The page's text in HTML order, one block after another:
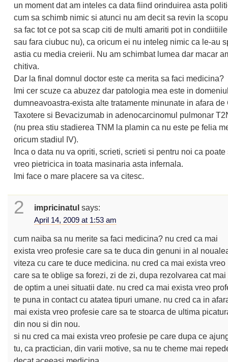
un moment dat am inteles ca data fiind orinduirea asta
cum sa schimb nimic si atunci nu am decit sa revin la
sa fac tot ce pot sa scap citi de multi amariti pot in
sau fara ciubuc nu), ca oricum ei nu inteleg nimic ca le-au
astia cu media creierii. Nu am schimbat lumea dar macar
chitiva.
Dar la final domnul doctor este ca merita sa faci medicina?
Imi cer scuze ca abuzez dar patologia mea este in
dumneavoastra-exista alte tratamente minunate in afara de
Taxotere si Bevacizumab in adenocarcinomul pulmonar
(nu prea stiu stadierea TNM la plamin ca nu este pe felia
oricum stadiul IV).
Inca o data nu va opriti, scrieti, scrieti si pentru noi ca
vreo pietricica in toata masinaria asta infernala.
Imi face o mare placere sa va citesc.
2 impricinatul says:
April 14, 2009 at 1:53 am
cum naiba sa nu merite sa faci medicina? nu cred ca mai
exista vreo profesie care sa te duca din genuni in al
viteza cu care te duce medicina. nu cred ca mai exista vreo
care sa te oblige sa forezi, zi de zi, dupa rezolvarea cat
de optim a unei situatii date. nu cred ca mai exista vreo
te puna in contact cu atatea tipuri umane. nu cred ca in
mai exista vreo profesie care sa te stoarca de ultima
din nou si din nou.
si nu cred ca mai exista vreo profesie pe care dupa ce
tu, ca practician, din varii motive, sa nu te cheme mai